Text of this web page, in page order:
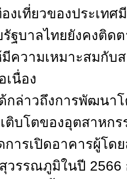
องเที่ยวของประเท
ฐบาลไทยยังคงติด
ความเหมาะสมกับ
เนื่อง
กล่าวถึงการพัฒนา
ติบโตของอุตสาหก
การเปิดอาคารผู้โด
วรรณภูมิในปี 2566